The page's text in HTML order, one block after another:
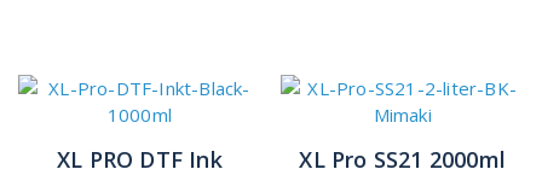
XL PRO DTF Ink
XL Pro SS21 2000ml